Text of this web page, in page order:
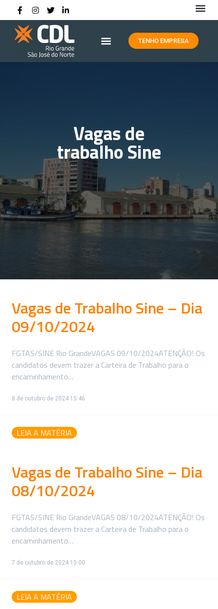
TENHO EMPRESA
Vagas de
trabalho Sine
Vagas de Trabalho Sine – Dia
09/10/2024
FGTAS/SINE Rio GrandeVAGAS 09/10/2024ATENÇÃO! Os
candidatos devem trazer a Carteira de Trabalho para o
encaminhamento…
8 de outubro de 2024 15:46
LEIA A MATÉRIA
Vagas de Trabalho Sine – Dia
08/10/2024
FGTAS/SINE Rio GrandeVAGAS 08/10/2024ATENÇÃO! Os
candidatos devem trazer a Carteira de Trabalho para o
encaminhamento…
7 de outubro de 2024 15:00
LEIA A MATÉRIA